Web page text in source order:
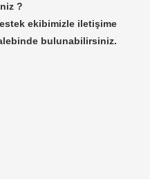
?
ekibimizle iletişime
bulunabilirsiniz.